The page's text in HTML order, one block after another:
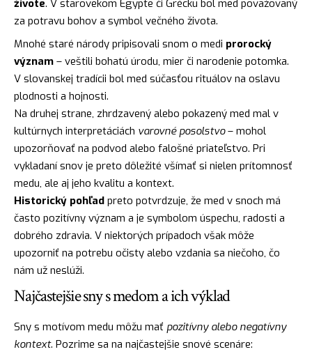
živote. V starovekom Egypte či Grécku bol med považovaný
za potravu bohov a symbol večného života.
Mnohé staré národy pripisovali snom o medi prorocký
význam – veštili bohatú úrodu, mier či narodenie potomka.
V slovanskej tradícii bol med súčasťou rituálov na oslavu
plodnosti a hojnosti.
Na druhej strane, zhrdzavený alebo pokazený med mal v
kultúrnych interpretáciách varovné posolstvo– mohol
upozorňovať na podvod alebo falošné priateľstvo. Pri
vykladaní snov je preto dôležité všímať si nielen prítomnosť
medu, ale aj jeho kvalitu a kontext.
Historický pohľad preto potvrdzuje, že med v snoch má
často pozitívny význam a je symbolom úspechu, radosti a
dobrého zdravia. V niektorých prípadoch však môže
upozorniť na potrebu očisty alebo vzdania sa niečoho, čo
nám už neslúži.
Najčastejšie sny s medom a ich výklad
Sny s motívom medu môžu mať pozitívny alebo negatívny
kontext. Pozrime sa na najčastejšie snové scenáre: